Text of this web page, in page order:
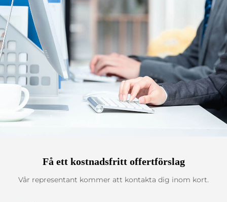
Få ett kostnadsfritt offertförslag
Vår representant kommer att kontakta dig inom kort.